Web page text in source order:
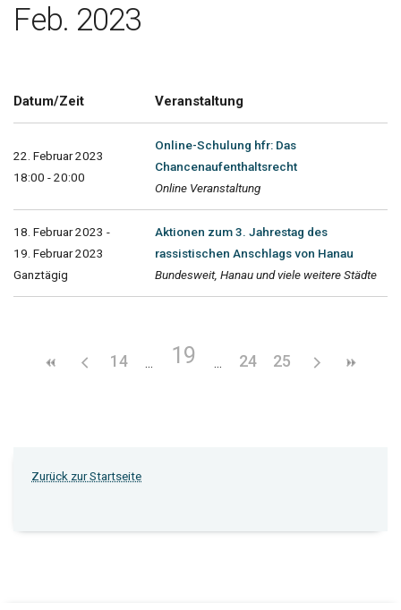
Feb. 2023
Datum/Zeit Veranstaltung
22. Februar 2023
18:00 - 20:00
Online-Schulung hfr: Das
Chancenaufenthaltsrecht
Online Veranstaltung
18. Februar 2023 -
19. Februar 2023
Ganztägig
Aktionen zum 3. Jahrestag des
rassistischen Anschlags von Hanau
Bundesweit, Hanau und viele weitere Städte
14 19 24 25
Zurück zur Startseite